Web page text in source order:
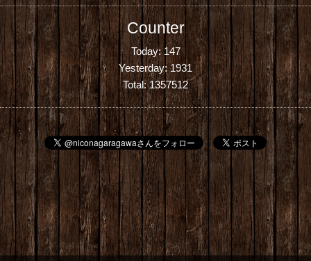
Counter
Today: 147
Yesterday:1931
Total:1357512